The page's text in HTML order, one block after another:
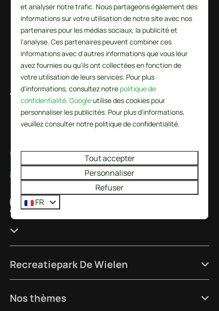
De Wielen 84
1744 KS Sint Maarten
Noord-Holland
Nederland
+31224237777
info@recreatieparkdewielen.nl
Nous contacter via WhatsApp
Recreatiepark De Wielen
Nos thèmes
et analyser notre trafic. Nous partageons également des
informations sur votre utilisation de notre site avec nos
partenaires pour les médias sociaux, la publicité et
l'analyse. Ces partenaires peuvent combiner ces
informations avec d'autres informations que vous leur
avez fournies ou qu'ils ont collectées en fonction de
votre utilisation de leurs services. Pour plus
d'informations, consultez notre politique de
confidentialité.Googleutilise des cookies pour
personnaliser les publicités. Pour plus d'informations,
veuillez consulter notre politique de confidentialité.
Tout accepter
Personnaliser
Refuser
FR